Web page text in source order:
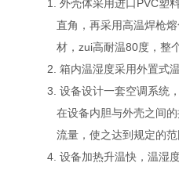
1. 外壳体采用进口PVC塑
直角，再采用高温焊枪
材，zui高耐温80度，整
2. 箱内温湿度采用外置式
3. 设备设计一套空调系统
在设备内胆与外壳之间
流量，使之达到规定的
4. 设备加热升温快，温湿